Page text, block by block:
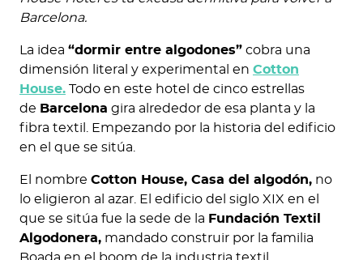
Barcelona.
La idea “dormir entre algodones” cobra una
dimensión literal y experimental en Cotton
House. Todo en este hotel de cinco estrellas
de Barcelona gira alrededor de esa planta y la
fibra textil. Empezando por la historia del edificio
en el que se sitúa.
El nombre Cotton House, Casa del algodón, no
lo eligieron al azar. El edificio del siglo XIX en el
que se sitúa fue la sede de la Fundación Textil
Algodonera, mandado construir por la familia